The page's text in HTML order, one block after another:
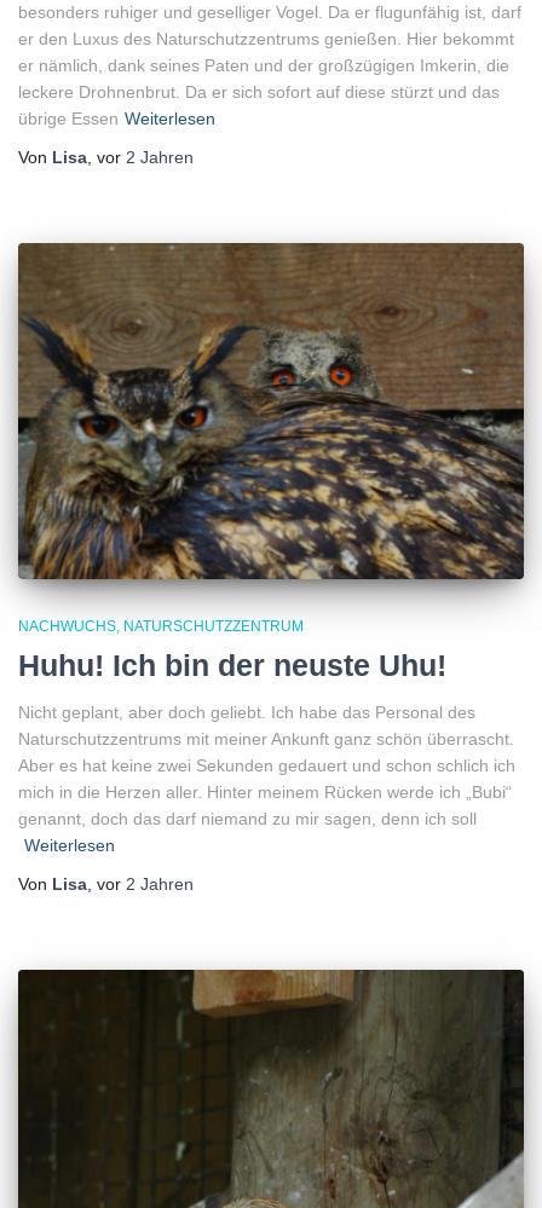
besonders ruhiger und geselliger Vogel. Da er flugunfähig ist, darf
er den Luxus des Naturschutzzentrums genießen. Hier bekommt
er nämlich, dank seines Paten und der großzügigen Imkerin, die
leckere Drohnenbrut. Da er sich sofort auf diese stürzt und das
übrige Essen Weiterlesen
Von Lisa , vor 2 Jahren
NACHWUCHS NATURSCHUTZZENTRUM
Huhu! Ich bin der neuste Uhu!
Nicht geplant, aber doch geliebt. Ich habe das Personal des
Naturschutzzentrums mit meiner Ankunft ganz schön überrascht.
Aber es hat keine zwei Sekunden gedauert und schon schlich ich
mich in die Herzen aller. Hinter meinem Rücken werde ich „Bubi“
genannt, doch das darf niemand zu mir sagen, denn ich soll
Weiterlesen
Von Lisa, vor 2 Jahren